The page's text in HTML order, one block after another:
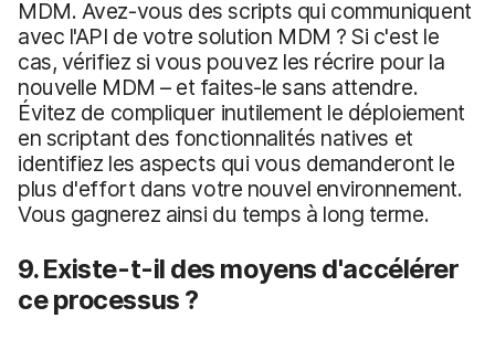
MDM. Avez-vous des scripts qui communiquent
avec l'API de votre solution MDM ? Si c'est le
cas, vérifiez si vous pouvez les récrire pour la
nouvelle MDM – et faites-le sans attendre.
Évitez de compliquer inutilement le déploiement
en scriptant des fonctionnalités natives et
identifiez les aspects qui vous demanderont le
plus d'effort dans votre nouvel environnement.
Vous gagnerez ainsi du temps à long terme.
9. Existe-t-il des moyens d'accélérer
ce processus ?